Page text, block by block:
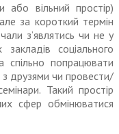
або вільний простір)
за короткий термін
з’являтись чи не у
соціального
попрацювати
з друзями чи провести/
Такий простір
сфер обмінюватися